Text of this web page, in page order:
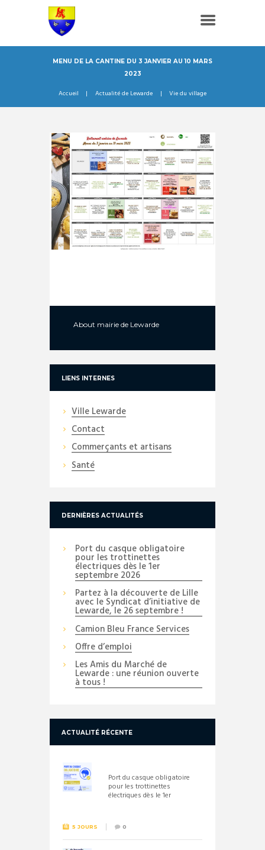
MENU DE LA CANTINE DU 3 JANVIER AU 10 MARS
2023
Accueil Actualité de Lewarde Vie du village
About mairie de Lewarde
LIENS INTERNES
Ville Lewarde
Contact
Commerçants et artisans
Santé
DERNIÈRES ACTUALITÉS
Port du casque obligatoire
pour les trottinettes
électriques dès le 1er
septembre 2026
Partez à la découverte de Lille
avec le Syndicat d’initiative de
Lewarde, le 26 septembre !
Camion Bleu France Services
Offre d’emploi
Les Amis du Marché de
Lewarde : une réunion ouverte
à tous !
ACTUALITÉ RÉCENTE
Port du casque obligatoire
pour les trottinettes
électriques dès le 1er
5 JOURS 0